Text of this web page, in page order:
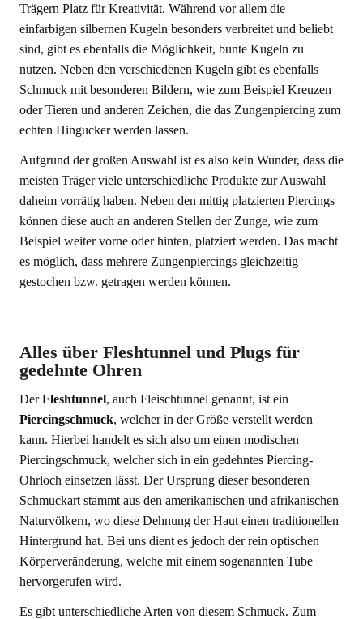
Trägern Platz für Kreativität. Während vor allem die
einfarbigen silbernen Kugeln besonders verbreitet und beliebt
sind, gibt es ebenfalls die Möglichkeit, bunte Kugeln zu
nutzen. Neben den verschiedenen Kugeln gibt es ebenfalls
Schmuck mit besonderen Bildern, wie zum Beispiel Kreuzen
oder Tieren und anderen Zeichen, die das Zungenpiercing zum
echten Hingucker werden lassen.
Aufgrund der großen Auswahl ist es also kein Wunder, dass die
meisten Träger viele unterschiedliche Produkte zur Auswahl
daheim vorrätig haben. Neben den mittig platzierten Piercings
können diese auch an anderen Stellen der Zunge, wie zum
Beispiel weiter vorne oder hinten, platziert werden. Das macht
es möglich, dass mehrere Zungenpiercings gleichzeitig
gestochen bzw. getragen werden können.
Alles über Fleshtunnel und Plugs für
gedehnte Ohren
DerFleshtunnel, auch Fleischtunnel genannt, ist ein
Piercingschmuck, welcher in der Größe verstellt werden
kann. Hierbei handelt es sich also um einen modischen
Piercingschmuck, welcher sich in ein gedehntes Piercing-
Ohrloch einsetzen lässt. Der Ursprung dieser besonderen
Schmuckart stammt aus den amerikanischen und afrikanischen
Naturvölkern, wo diese Dehnung der Haut einen traditionellen
Hintergrund hat. Bei uns dient es jedoch der rein optischen
Körperveränderung, welche mit einem sogenannten Tube
hervorgerufen wird.
Es gibt unterschiedliche Arten von diesem Schmuck. Zum